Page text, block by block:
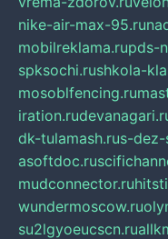
nike-air-max-95.ru
mobilreklama.rupds-
spksochi.rushkola-
mosoblfencing.ru
iration.ru
dk-tulamash.rus-dez-
asoftdoc.ru
mudconnector.ru
wundermoscow.ru
su2lgyoeucscn.ru